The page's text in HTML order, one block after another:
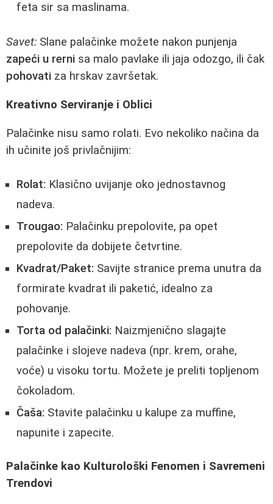
feta sir sa maslinama.
Savet: Slane palačinke možete nakon punjenja
zapeći u rerni sa malo pavlake ili jaja odozgo, ili čak
pohovati za hrskav završetak.
Kreativno Serviranje i Oblici
Palačinke nisu samo rolati. Evo nekoliko načina da
ih učinite još privlačnijim:
Rolat: Klasično uvijanje oko jednostavnog
nadeva.
Trougao: Palačinku prepolovite, pa opet
prepolovite da dobijete četvrtine.
Kvadrat/Paket: Savijte stranice prema unutra da
formirate kvadrat ili paketić, idealno za
pohovanje.
Torta od palačinki: Naizmjenično slagajte
palačinke i slojeve nadeva (npr. krem, orahe,
voće) u visoku tortu. Možete je preliti topljenom
čokoladom.
Čaša: Stavite palačinku u kalupe za muffine,
napunite i zapecite.
Palačinke kao Kulturološki Fenomen i Savremeni
Trendovi